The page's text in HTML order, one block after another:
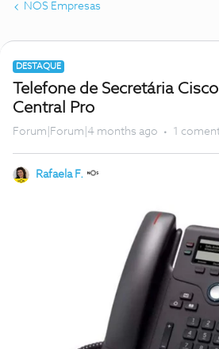
NOS Empresas
DESTAQUE
Telefone de Secretária
Central Pro
Forum|Forum|4 months ago 1
Rafaela F.